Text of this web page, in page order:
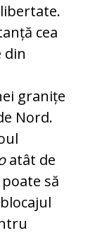
cea
din
granițe
Nord.
atât de
să